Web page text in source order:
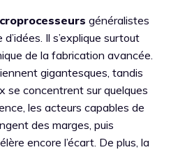
généralistes
Il s’explique surtout
de la fabrication avancée.
gigantesques, tandis
se concentrent sur quelques
les acteurs capables de
des marges, puis
encore l’écart. De plus, la